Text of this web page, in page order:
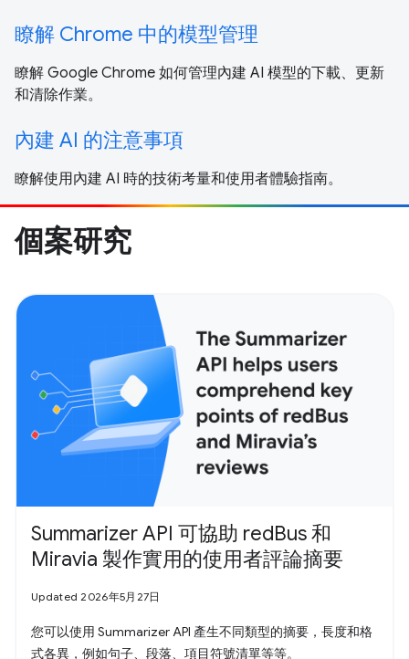
瞭解 Chrome 中的模型管理
瞭解 Google Chrome 如何管理內建 AI 模型的下載、更新
和清除作業。
內建 AI 的注意事項
瞭解使用內建 AI 時的技術考量和使用者體驗指南。
個案研究
Summarizer API 可協助 redBus 和
Miravia 製作實用的使用者評論摘要
Updated 2026年5月27日
您可以使用 Summarizer API 產生不同類型的摘要，長度和格
式各異，例如句子、段落、項目符號清單等等。